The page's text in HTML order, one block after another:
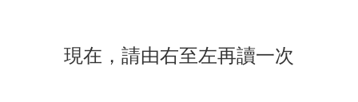
現在，請由右至左再讀一次